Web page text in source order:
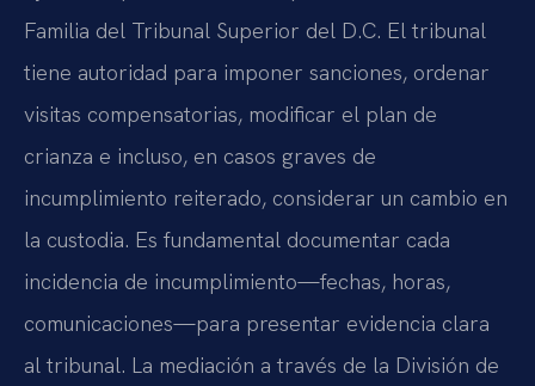
Familia del Tribunal Superior del D.C. El tribunal
tiene autoridad para imponer sanciones, ordenar
visitas compensatorias, modificar el plan de
crianza e incluso, en casos graves de
incumplimiento reiterado, considerar un cambio en
la custodia. Es fundamental documentar cada
incidencia de incumplimiento—fechas, horas,
comunicaciones—para presentar evidencia clara
al tribunal. La mediación a través de la División de